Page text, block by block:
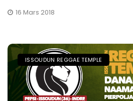
16 Mars 2018
ISSOUDUN REGGAE TEMPLE